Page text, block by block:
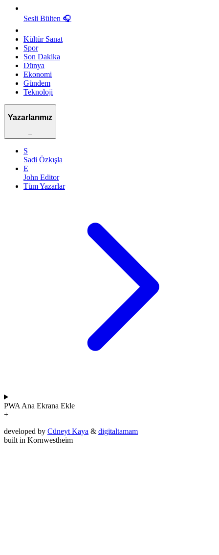
Sesli Bülten 🎧
Kültür Sanat
Spor
Son Dakika
Dünya
Ekonomi
Gündem
Teknoloji
Yazarlarımız
–
S
Sadi Özkışla
E
John Editor
Tüm Yazarlar
PWA Ana Ekrana Ekle
+
developed by Cüneyt Kaya & digitaltamam
built in Kornwestheim